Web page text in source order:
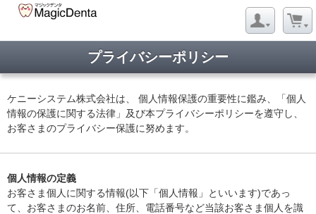
プライバシーポリシー
ケニーシステム株式会社は、 個人情報保護の重要性に鑑み、「個人
情報の保護に関する法律」及び本プライバシーポリシーを遵守し、
お客さまのプライバシー保護に努めます。
個人情報の定義
お客さま個人に関する情報(以下「個人情報」といいます)であっ
て、お客さまのお名前、住所、電話番号など当該お客さま個人を識